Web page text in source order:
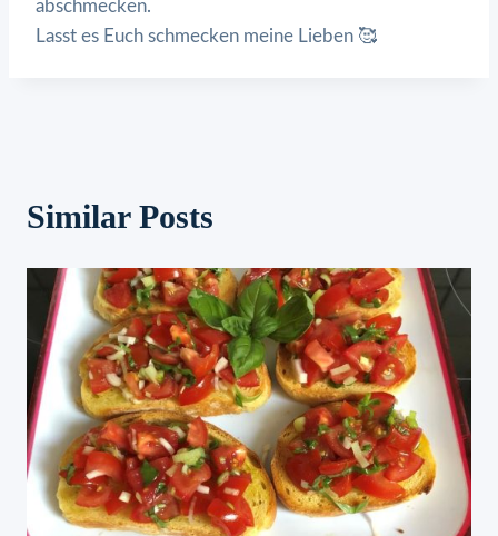
abschmecken.
Lasst es Euch schmecken meine Lieben 🥰
Similar Posts